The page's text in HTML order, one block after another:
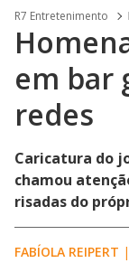
R7 Entretenimento
em bar
redes
Caricatura do
chamou
risadas do
FABÍOLA REIPERT |